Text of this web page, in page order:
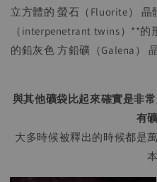
立方體的 螢石（Fluorite）
（interpenetrant twins）**
的鉛灰色 方鉛礦（Galena）
與其他礦袋比起來確實是非
有
大多時候被釋出的時候都是